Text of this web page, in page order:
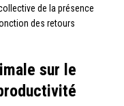
de la présence
des retours
sur le